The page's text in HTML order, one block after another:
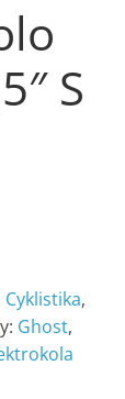
S
Cyklistika,
Ghost,